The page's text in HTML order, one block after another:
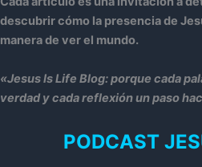
descubrir cómo la presencia de
manera de ver el mundo.
«Jesus Is Life Blog: porque cada
verdad y cada reflexión un paso
PODCAST